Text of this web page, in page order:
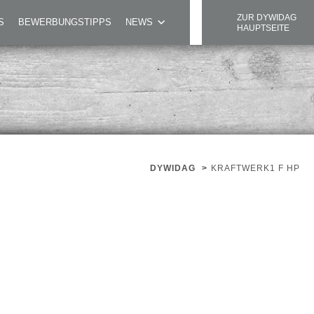
BEWERBUNGSTIPPS NEWS
ZUR DYWIDAG
HAUPTSEITE
DYWIDAG > KRAFTWERK1 F HP